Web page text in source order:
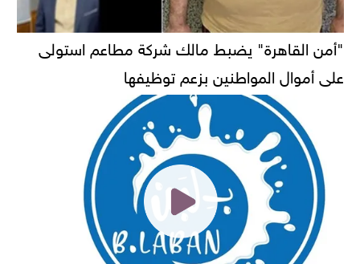
"أمن القاهرة" يضبط مالك شركة مطاعم استولى
على أموال المواطنين بزعم توظيفها